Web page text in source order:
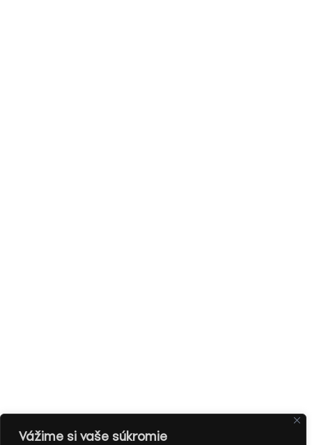
Vážime si vaše súkromie